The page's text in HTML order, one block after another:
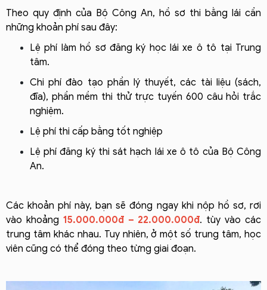
Theo quy định của Bộ Công An, hồ sơ thi bằng lái cần
những khoản phí sau đây:
Lệ phí làm hồ sơ đăng ký học lái xe ô tô tại Trung
tâm.
Chi phí đào tạo phần lý thuyết, các tài liệu (sách,
đĩa), phần mềm thi thử trực tuyến 600 câu hỏi trắc
nghiệm.
Lệ phí thi cấp bằng tốt nghiệp
Lệ phí đăng ký thi sát hạch lái xe ô tô của Bộ Công
An.
Các khoản phí này, bạn sẽ đóng ngay khi nộp hồ sơ, rơi
vào khoảng 15.000.000đ – 22.000.000đ. tùy vào các
trung tâm khác nhau. Tuy nhiên, ở một số trung tâm, học
viên cũng có thể đóng theo từng giai đoạn.